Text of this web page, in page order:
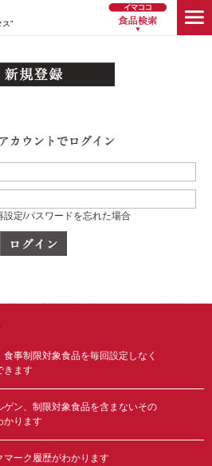
”
設定/パスワードを忘れた場合
食事制限対象食品を毎回設定しなく
きます
ゲン、制限対象食品を含まないその
かります
マーク履歴がわかります